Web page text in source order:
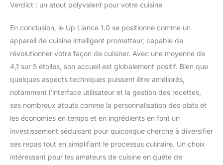
selon les normes
(220-240 V, 50 Hz) ;
utilisez un
compatible en cas de
fonctionnement en
dehors de l'Inde.
Verdict : un atout polyvalent pour votre cuisine
En conclusion, le Up Liance 1.0 se positionne comme un
appareil de cuisine intelligent prometteur, capable de
révolutionner votre façon de cuisiner. Avec une moyenne de
4,1 sur 5 étoiles, son accueil est globalement positif. Bien que
quelques aspects techniques puissent être améliorés,
notamment l’interface utilisateur et la gestion des recettes,
ses nombreux atouts comme la personnalisation des plats et
les économies en temps et en ingrédients en font un
investissement séduisant pour quiconque cherche à diversifier
ses repas tout en simplifiant le processus culinaire. Un choix
intéressant pour les amateurs de cuisine en quête de